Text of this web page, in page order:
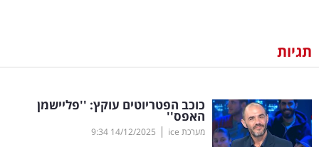
וצרכנות
דיגיטל
וטק
תגיות
כוכב הפטריוטים עוקץ: ''פליישמן
האפס''
מערכת ice |
14/12/2025
9:34